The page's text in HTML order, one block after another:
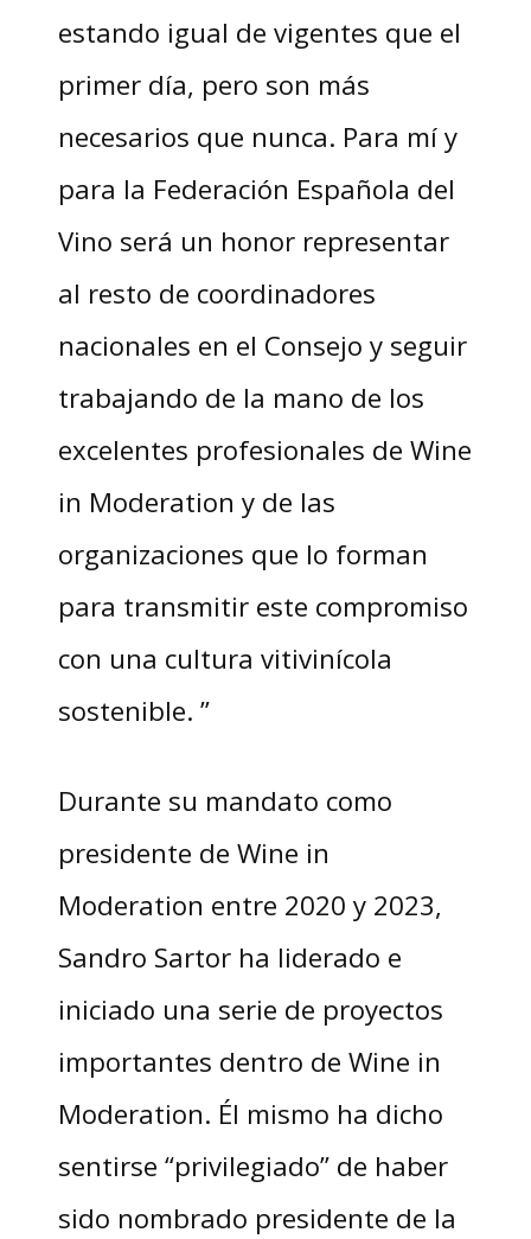
estando igual de vigentes que el
primer día, pero son más
necesarios que nunca. Para mí y
para la Federación Española del
Vino será un honor representar
al resto de coordinadores
nacionales en el Consejo y seguir
trabajando de la mano de los
excelentes profesionales de Wine
in Moderation y de las
organizaciones que lo forman
para transmitir este compromiso
con una cultura vitivinícola
sostenible. ”
Durante su mandato como
presidente de Wine in
Moderation entre 2020 y 2023,
Sandro Sartor ha liderado e
iniciado una serie de proyectos
importantes dentro de Wine in
Moderation. Él mismo ha dicho
sentirse “privilegiado” de haber
sido nombrado presidente de la